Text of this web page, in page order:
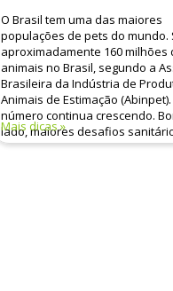
O Brasil tem uma das maiores
populações de pets do mundo.
aproximadamente 160 milhões
animais no Brasil, segundo a
Brasileira da Indústria de
Animais de Estimação (Abinpet).
número continua crescendo.
lado, maiores desafios
outro.
Mais dicas